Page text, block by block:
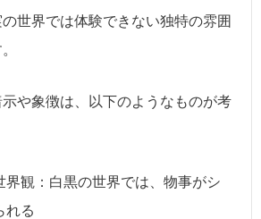
世界では体験できない独特の雰囲
や象徴は、以下のようなものが考
界観：白黒の世界では、物事がシ
れる